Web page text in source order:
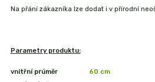
Na přání zákazníka lze dodat i v přírodní
Parametry produktu:
vnitřní prúměr
60 cm